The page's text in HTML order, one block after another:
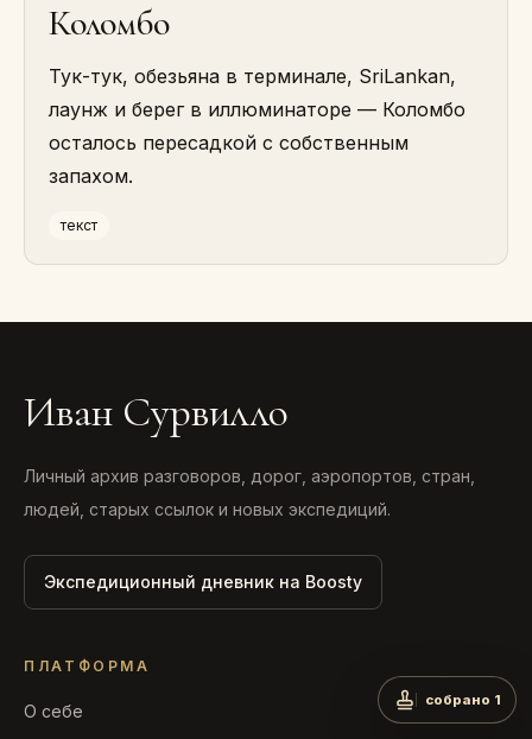
Коломбо
Тук-тук, обезьяна в терминале, SriLankan,
лаунж и берег в иллюминаторе — Коломбо
осталось пересадкой с собственным
запахом.
текст
собрано 1
Иван Сурвилло
Личный архив разговоров, дорог, аэропортов, стран,
людей, старых ссылок и новых экспедиций.
Экспедиционный дневник на Boosty
ПЛАТФОРМА
О себе